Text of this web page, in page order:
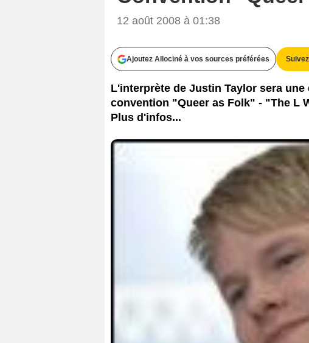
12 août 2008 à 01:38
Ajoutez Allociné à vos sources préférées
L'interprète de Justin Taylor sera
convention "Queer as Folk" - "The L
Plus d'infos...